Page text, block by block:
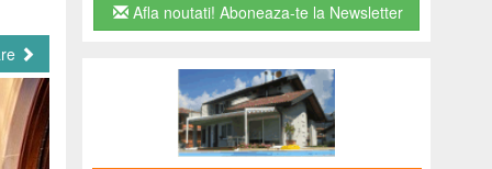
Afla noutati! Aboneaza-te la Newsletter